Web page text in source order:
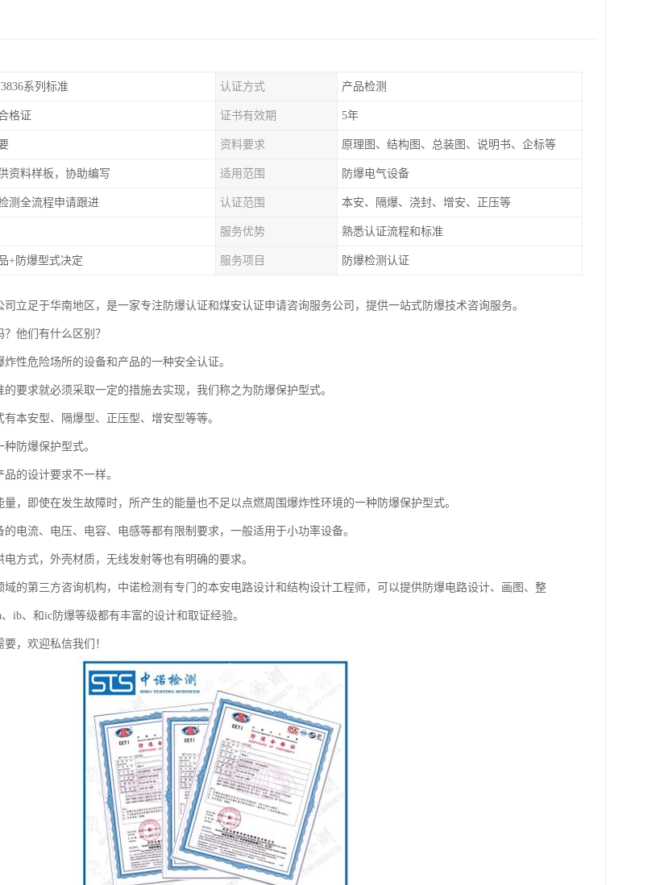
系列标准 认证方式 产品检测
格证 证书有效期 5年
资料要求 原理图、结构图、总装图、说明书、企标等
资料样板，协助编写 适用范围 防爆电气设备
测全流程申请跟进 认证范围 本安、隔爆、浇封、增安、正压等
服务优势 熟悉认证流程和标准
+防爆型式决定 服务项目 防爆检测认证
立足于华南地区，是一家专注防爆认证和煤安认证申请咨询服务公司，提供一站式防爆技术咨询服务。
他们有什么区别？
性危险场所的设备和产品的一种安全认证。
要求就必须采取一定的措施去实现，我们称之为防爆保护型式。
本安型、隔爆型、正压型、增安型等等。
防爆保护型式。
的设计要求不一样。
，即使在发生故障时，所产生的能量也不足以点燃周围爆炸性环境的一种防爆保护型式。
的电流、电压、电容、电感等都有限制要求，一般适用于小功率设备。
方式，外壳材质，无线发射等也有明确的要求。
域的第三方咨询机构，中诺检测有专门的本安电路设计和结构设计工程师，可以提供防爆电路设计、画图、整
ib、和ic防爆等级都有丰富的设计和取证经验。
，欢迎私信我们！